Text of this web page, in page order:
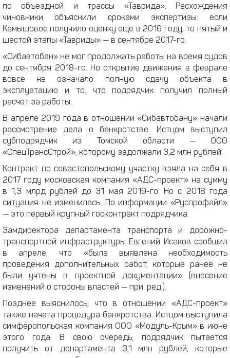
по объездной и трассы «Таврида». Расхождения
чиновники объяснили сроками экспертизы: если
Камышовое получило оценку еще в 2016 году, то пятый и
шестой этапы «Тавриды» — в сентябре 2017-го.
«Сибавтобан» не мог продолжать работы на время судов
до сентября 2018-го. Но открытие движения в феврале
вовсе не означало полную сдачу объекта в
эксплуатацию и то, что подрядчик получил полный
расчет за работы.
В апреле 2019 года в отношении «Сибавтобану» начали
рассмотрение дела о банкротстве. Истцом выступил
субподрядчик из Томской области — ООО
«СпецТрансСтрой», которому задолжали 3,2 млн рублей.
Контракт по севастопольскому участку взяла на себя в
2017 году московская компания «АДС-проект» на сумму
в 1,3 млрд рублей до 31 мая 2019-го. Но с 2018 года
ситуация не изменилась. По информации «Руспрофайл»
— это первый крупный госконтракт подрядчика.
Замдиректора департамента транспорта и дорожно-
транспортной инфраструктуры Евгений Исаков сообщил
в апреле, что «была выявлена необходимость
проведения дополнительных работ, которые ранее не
были учтены в проектной документации» (внесение
изменений о стороны властей — при. ред.).
Позднее выяснилось, что в отношении «АДС-проект»
также начата процедура банкротства. Истцом выступила
симферопольская компания ООО «Модуль-Крым» в июне
этого года. В свою очередь, подрядчик пытается
получить от департамента 3,1 млн рублей, которые